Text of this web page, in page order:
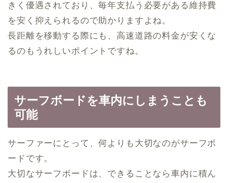
きく優遇されており、毎年支払う必要がある維持費
を安く抑えられるので助かりますよね。
長距離を移動する際にも、高速道路の料金が安くな
るのもうれしいポイントですね。
サーフボードを車内にしまうことも
可能
サーファーにとって、何よりも大切なのがサーフボ
ードです。
大切なサーフボードは、できることなら車内に積ん